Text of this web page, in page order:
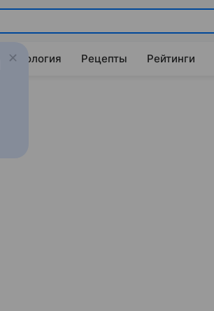
Психология Рецепты Рейтинги